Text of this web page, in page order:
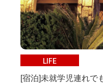
LIFE
[宿泊]未就学児連れで